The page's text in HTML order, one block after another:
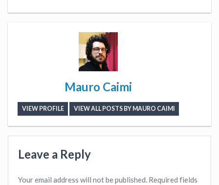
Mauro Caimi
VIEW PROFILE VIEW ALL POSTS BY MAURO CAIMI
Leave a Reply
Your email address will not be published. Required fields